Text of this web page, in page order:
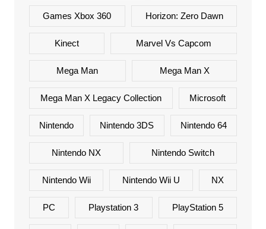
Games Xbox 360 Horizon: Zero Dawn
Kinect Marvel Vs Capcom
Mega Man Mega Man X
Mega Man X Legacy Collection Microsoft
Nintendo Nintendo 3DS Nintendo 64
Nintendo NX Nintendo Switch
Nintendo Wii Nintendo Wii U NX
PC Playstation 3 PlayStation 5